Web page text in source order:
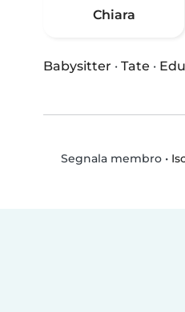
Chiara
Babysitter · Tate ·
Segnala membro•